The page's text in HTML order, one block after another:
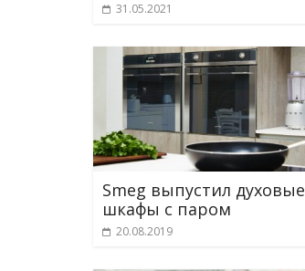
31.05.2021
Smeg выпустил духовые
шкафы с паром
20.08.2019